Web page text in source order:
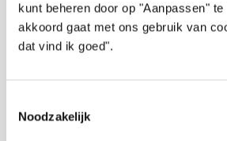
kunt beheren door op "Aanpassen"
akkoord gaat met ons gebruik van
dat vind ik goed".
Noodzakelijk
Pacemaker of
Lees